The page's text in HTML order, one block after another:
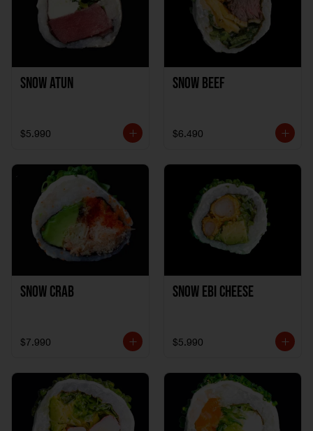
Snow Atun
$5.990
Snow Beef
$6.490
Snow Crab
$7.990
Snow Ebi Cheese
$5.990